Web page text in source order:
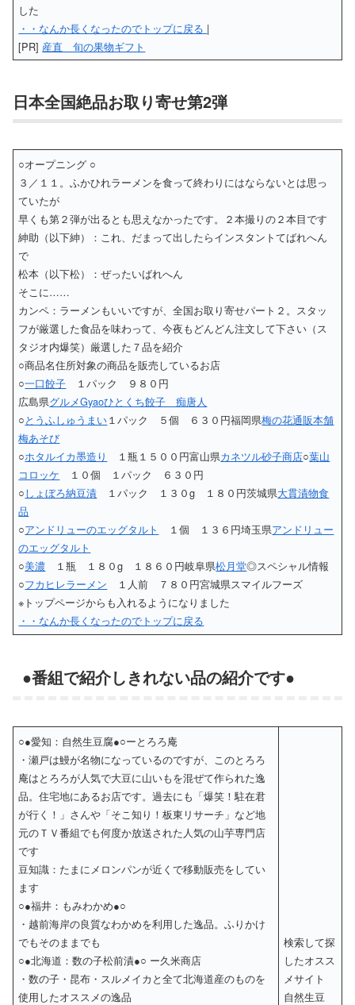
した
・・なんか長くなったのでトップに戻る |
[PR] 産直 旬の果物ギフト
日本全国絶品お取り寄せ第2弾
○オープニング ○
３／１１。ふかひれラーメンを食って終わりにはならないとは思っ
ていたが
早くも第２弾が出るとも思えなかったです。２本撮りの２本目です
紳助（以下紳）：これ、だまって出したらインスタントてばれへん
で
松本（以下松）：ぜったいばれへん
そこに……
カンペ：ラーメンもいいですが、全国お取り寄せパート２。スタッ
フが厳選した食品を味わって、今夜もどんどん注文して下さい（ス
タジオ内爆笑）厳選した７品を紹介
○商品名住所対象の商品を販売しているお店
○一口餃子 １パック ９８０円
広島県グルメGyaoひとくち餃子 痴唐人
○とうふしゅうまい１パック ５個 ６３０円福岡県梅の花通販本舗
梅あそび
○ホタルイカ墨造り １瓶１５００円富山県カネツル砂子商店○葉山
コロッケ １０個 １パック ６３０円
○しょぼろ納豆漬 １パック １３０g １８０円茨城県大貫漬物食
品
○アンドリューのエッグタルト １個 １３６円埼玉県アンドリュー
のエッグタルト
○美濃 １瓶 １８０g １８６０円岐阜県松月堂◎スペシャル情報
○フカヒレラーメン １人前 ７８０円宮城県スマイルフーズ
※トップページからも入れるようになりました
・・なんか長くなったのでトップに戻る
●番組で紹介しきれない品の紹介です●
○●愛知：自然生豆腐●○ーとろろ庵
・瀬戸は鰻が名物になっているのですが、このとろろ
庵はとろろが人気で大豆に山いもを混ぜて作られた逸
品。住宅地にあるお店です。過去にも「爆笑！駐在君
が行く！」さんや「そこ知り！板東リサーチ」など地
元のＴＶ番組でも何度か放送された人気の山芋専門店
です
豆知識：たまにメロンパンが近くで移動販売をしてい
ます
○●福井：もみわかめ●○
・越前海岸の良質なわかめを利用した逸品。ふりかけ
でもそのままでも
○●北海道：数の子松前漬●○ ー久米商店
・数の子・昆布・スルメイカと全て北海道産のものを
使用したオススメの逸品
検索して探
したオスス
メサイト
自然生豆